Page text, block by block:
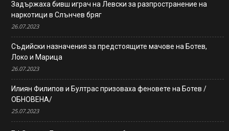
Задържаха бивш играч на Левски за разпространение на
наркотици в Слънчев бряг
26.07.2023
Съдийски назначения за предстоящите мачове на Ботев,
Локо и Марица
26.07.2023
Илиян Филипов и Бултрас призоваха феновете на Ботев /
ОБНОВЕНА/
25.07.2023